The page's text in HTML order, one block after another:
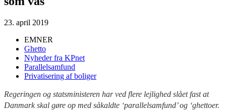
23. april 2019
EMNER
Ghetto
Nyheder fra KPnet
Parallelsamfund
Privatisering af boliger
Regeringen og statsministeren har ved flere lejlighed slået fast at
Danmark skal gøre op med såkaldte ‘parallelsamfund’ og ‘ghettoer.